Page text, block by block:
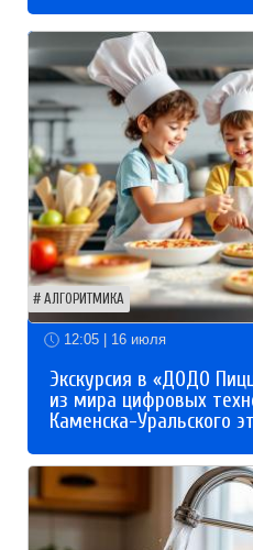
АЛГОРИТМИКА
12:05 | 16 июля
Экскурсия в «ДОДО
из мира цифровых
Каменска-Уральского